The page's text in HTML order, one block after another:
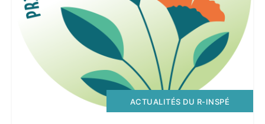
ACTUALITÉS DU R-INSPÉ